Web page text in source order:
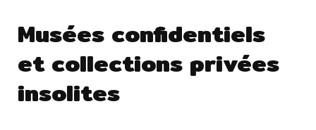
Musées confidentiels
et collections privées
insolites